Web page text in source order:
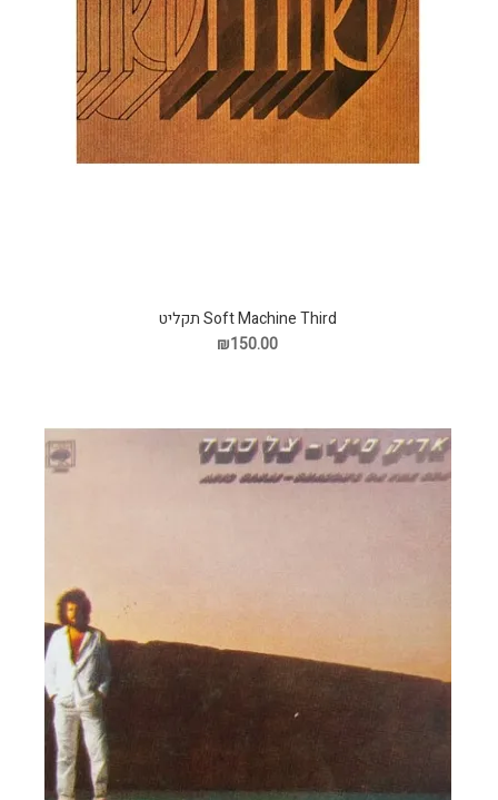
Soft Machine Third תקליט
₪150.00